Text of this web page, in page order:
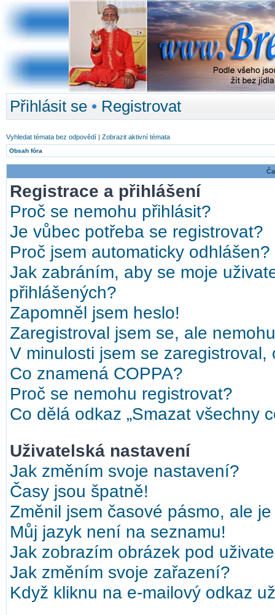
Přihlásit se • Registrovat
Vyhledat témata bez odpovědí | Zobrazit aktivní témata
Obsah fóra
Registrace a přihlášení
Proč se nemohu přihlásit?
Je vůbec potřeba se registrovat?
Proč jsem automaticky odhlášen?
Jak zabráním, aby se moje
přihlášených?
Zapomněl jsem heslo!
Zaregistroval jsem se, ale
V minulosti jsem se
Co znamená COPPA?
Proč se nemohu registrovat?
Co dělá odkaz „Smazat všechny
Uživatelská nastavení
Jak změním svoje nastavení?
Časy jsou špatně!
Změnil jsem časové pásmo, ale
Můj jazyk není na seznamu!
Jak zobrazím obrázek pod
Jak změním svoje zařazení?
Když kliknu na e-mailový odkaz